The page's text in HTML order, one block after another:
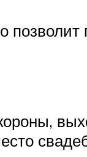
позволит